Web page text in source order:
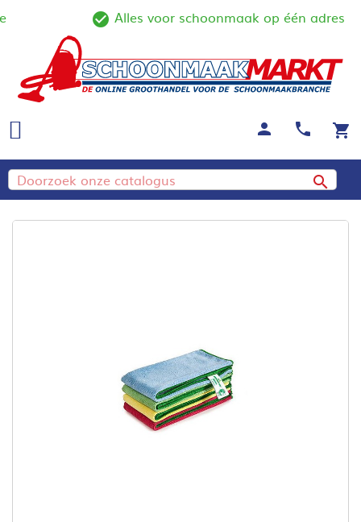
check_circle_outline
Alles voor schoonmaak op één adres
shopping_cart
call
person
